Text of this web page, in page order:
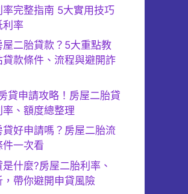
率完整指南 5大實用技巧
利率
屋二胎貸款？5大重點教
款條件、流程與避開詐
貸申請攻略！房屋二胎貸
、額度總整理
貸好申請嗎？房屋二胎流
一次看
什麼?房屋二胎利率、
帶你避開申貸風險